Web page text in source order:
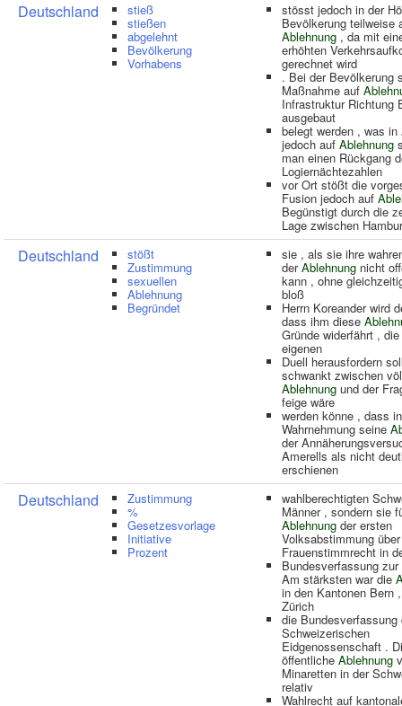
Deutschland stieß
stießen
abgelehnt
Bevölkerung
Vorhabens
stösst jedoch in der
Bevölkerung teilweise
Ablehnung , da mit
erhöhten
gerechnet wird
. Bei der Bevölkerung
Maßnahme auf
Infrastruktur Richtung
ausgebaut
belegt werden , was in
jedoch auf Ablehnung
man einen Rückgang
Logiernächtezahlen
vor Ort stößt die
Fusion jedoch auf
Begünstigt durch die
Lage zwischen
Deutschland stößt
Zustimmung
sexuellen
Ablehnung
Begründet
sie , als sie ihre
derAblehnung nicht
kann , ohne
bloß
Herrn Koreander wird
dass ihm diese
Gründe widerfährt ,
eigenen
Duell herausfordern
schwankt zwischen
Ablehnung und der
feige wäre
werden könne , dass
Wahrnehmung seine
der
Amerells als nicht
erschienen
Deutschland Zustimmung
%
Gesetzesvorlage
Initiative
Prozent
wahlberechtigten
Männer , sondern sie
Ablehnung der ersten
Volksabstimmung
Frauenstimmrecht in
Bundesverfassung
Am stärksten war die
in den Kantonen Bern
Zürich
die Bundesverfassung
Schweizerischen
Eidgenossenschaft .
öffentliche Ablehnung
Minaretten in der
relativ
Wahlrecht auf